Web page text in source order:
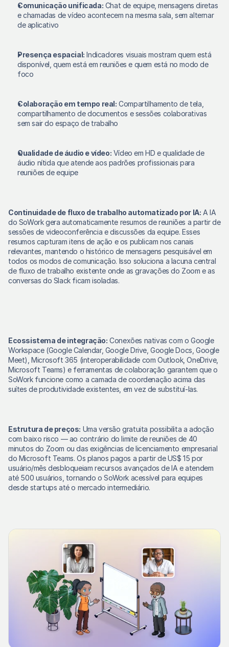
Comunicação unificada: Chat de equipe, mensagens diretas
e chamadas de vídeo acontecem na mesma sala, sem alternar
de aplicativo
Presença espacial: Indicadores visuais mostram quem está
disponível, quem está em reuniões e quem está no modo de
foco
Colaboração em tempo real: Compartilhamento de tela,
compartilhamento de documentos e sessões colaborativas
sem sair do espaço de trabalho
Qualidade de áudio e vídeo: Vídeo em HD e qualidade de
áudio nítida que atende aos padrões profissionais para
reuniões de equipe
Continuidade de fluxo de trabalho automatizado por IA: A IA
do SoWork gera automaticamente resumos de reuniões a partir de
sessões de videoconferência e discussões da equipe. Esses
resumos capturam itens de ação e os publicam nos canais
relevantes, mantendo o histórico de mensagens pesquisável em
todos os modos de comunicação. Isso soluciona a lacuna central
de fluxo de trabalho existente onde as gravações do Zoom e as
conversas do Slack ficam isoladas.
Ecossistema de integração: Conexões nativas com o Google
Workspace (Google Calendar, Google Drive, Google Docs, Google
Meet), Microsoft 365 (interoperabilidade com Outlook, OneDrive,
Microsoft Teams) e ferramentas de colaboração garantem que o
SoWork funcione como a camada de coordenação acima das
suítes de produtividade existentes, em vez de substituí-las.
Estrutura de preços: Uma versão gratuita possibilita a adoção
com baixo risco — ao contrário do limite de reuniões de 40
minutos do Zoom ou das exigências de licenciamento empresarial
do Microsoft Teams. Os planos pagos a partir de US$ 15 por
usuário/mês desbloqueiam recursos avançados de IA e atendem
até 500 usuários, tornando o SoWork acessível para equipes
desde startups até o mercado intermediário.